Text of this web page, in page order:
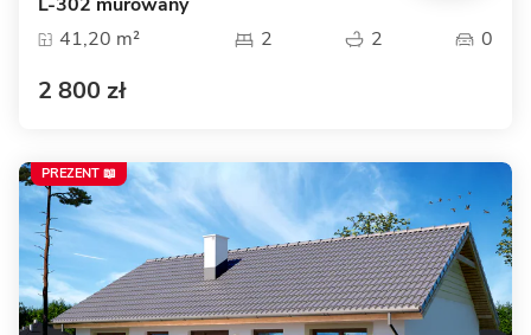
41,20 m²
2 2 0
2 800 zł
PREZENT 📖